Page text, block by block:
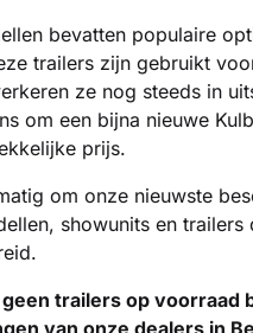
bevatten populaire
trailers zijn gebruikt
ze nog steeds in
om een bijna nieuwe
prijs.
om onze nieuwste
showunits en
trailers op voorraad
van onze dealers in